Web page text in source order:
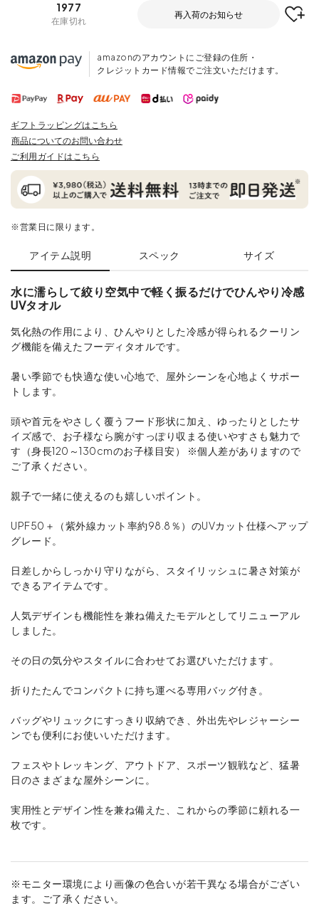
1977
在庫切れ
再入荷のお知らせ
amazonのアカウントにご登録の住所・
クレジットカード情報でご注文いただけます。
ギフトラッピングはこちら
商品についてのお問い合わせ
ご利用ガイドはこちら
※営業日に限ります。
アイテム説明 スペック サイズ
水に濡らして絞り空気中で軽く振るだけでひんやり冷感
UVタオル
気化熱の作用により、ひんやりとした冷感が得られるクーリン
グ機能を備えたフーディタオルです。
暑い季節でも快適な使い心地で、屋外シーンを心地よくサポー
トします。
頭や首元をやさしく覆うフード形状に加え、ゆったりとしたサ
イズ感で、お子様なら腕がすっぽり収まる使いやすさも魅力で
す（身長120～130cmのお子様目安） ※個人差がありますので
ご了承ください。
親子で一緒に使えるのも嬉しいポイント。
UPF50＋（紫外線カット率約98.8％）のUVカット仕様へアップ
グレード。
日差しからしっかり守りながら、スタイリッシュに暑さ対策が
できるアイテムです。
人気デザインも機能性を兼ね備えたモデルとしてリニューアル
しました。
その日の気分やスタイルに合わせてお選びいただけます。
折りたたんでコンパクトに持ち運べる専用バッグ付き。
バッグやリュックにすっきり収納でき、外出先やレジャーシー
ンでも便利にお使いいただけます。
フェスやトレッキング、アウトドア、スポーツ観戦など、猛暑
日のさまざまな屋外シーンに。
実用性とデザイン性を兼ね備えた、これからの季節に頼れる一
枚です。
※モニター環境により画像の色合いが若干異なる場合がござい
ます。ご了承ください。